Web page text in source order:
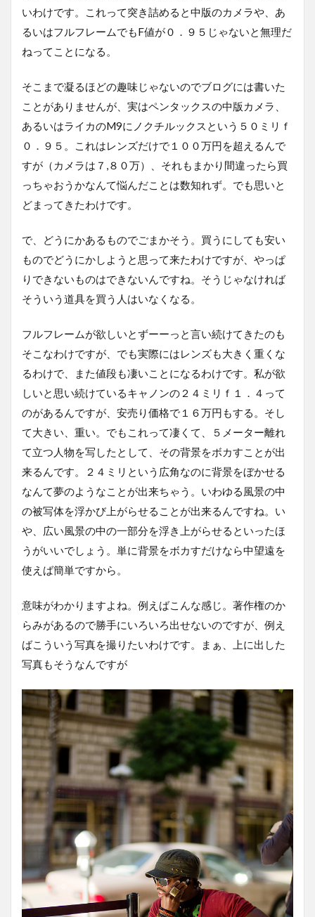
いわけです。これって突き詰めると中版のカメラや、あ
るいはフルフレームでもF値が０．９５じゃないと無理だ
ねってことになる。
そこまで凝るほどの趣味じゃないのでブログには書いた
ことがありませんが、実はペンタックスの中版カメラ、
あるいはライカのM9にノクチルックスという５０ミリｆ
０．９５。これはレンズだけで１００万円を超えるんで
すが（カメラは７,８０万）、それもまかり間違ったら買
っちゃおうかなんて悩んだことは数知れず。でも思いと
どまってきたわけです。
で、どうにかあるものでごまかそう。買うにしても安い
ものでどうにかしようと思って来たわけですが、やっぱ
りできないものはできないんですね。そうじゃなければ
そういう道具を買う人はいなくなる。
フルフレームが欲しいとずーーっと言い続けてきたのも
そこなわけですが、でも実際にはレンズも大きく重くな
るわけで、また値段も凄いことになるわけです。私が欲
しいと思い続けているキャノンの２４ミリｆ１．４って
のがあるんですが、安売り価格で１６万円もする。そし
て大きい、重い。でもこれって凄くて、５メーター離れ
て立つ人物を写したとして、その背景をボカすことが出
来るんです。２４ミリという広角なのに背景をぼかせる
なんて夢のようなことが出来ちゃう。いわゆる風景の中
の被写体を浮かび上がらせることが出来るんですね。い
や、広い風景の中の一部分を浮き上がらせるといったほ
うがいいでしょう。単に背景をボカすだけなら中望遠を
使えば簡単ですから。
意味がわかりますよね。例えばこんな感じ。著作権のか
らみがあるので勝手にいろいろ出せないのですが、例え
ばこういう写真を撮りたいわけです。まぁ、上に出した
写真もそうなんですが